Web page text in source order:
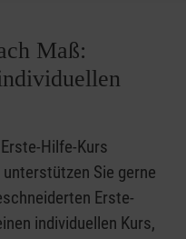
Maß:
Hilfe-Kurs
Sie gerne
Erste-
individuellen Kurs,